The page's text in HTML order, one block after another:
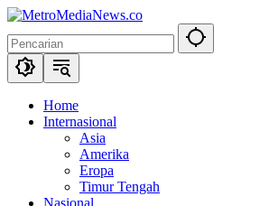
Langsung
konten
Home
Internasional
Asia
Amerika
Eropa
Timur Tengah
Nasional